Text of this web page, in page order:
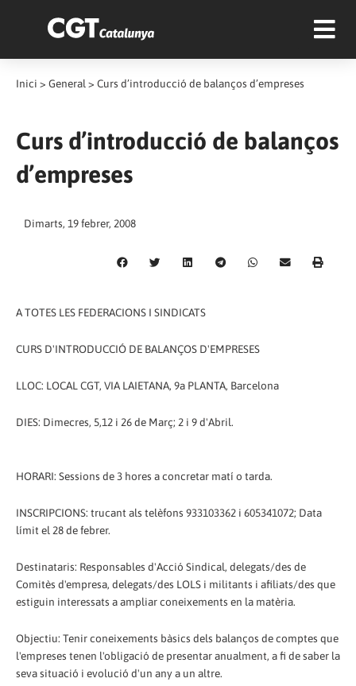
Inici > General > Curs d’introducció de balanços d’empreses
Curs d’introducció de balanços
d’empreses
Dimarts, 19 febrer, 2008
A TOTES LES FEDERACIONS I SINDICATS
CURS D'INTRODUCCIÓ DE BALANÇOS D'EMPRESES
LLOC: LOCAL CGT, VIA LAIETANA, 9a PLANTA, Barcelona
DIES: Dimecres, 5,12 i 26 de Març; 2 i 9 d'Abril.
HORARI: Sessions de 3 hores a concretar matí o tarda.
INSCRIPCIONS: trucant als telèfons 933103362 i 605341072; Data
límit el 28 de febrer.
Destinataris: Responsables d'Acció Sindical, delegats/des de
Comitès d'empresa, delegats/des LOLS i militants i afiliats/des que
estiguin interessats a ampliar coneixements en la matèria.
Objectiu: Tenir coneixements bàsics dels balanços de comptes que
l'empreses tenen l'obligació de presentar anualment, a fi de saber la
seva situació i evolució d'un any a un altre.